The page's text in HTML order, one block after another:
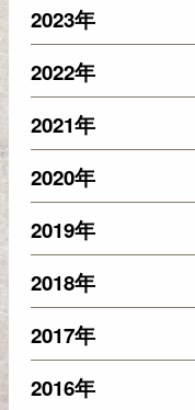
2023年
2022年
2021年
2020年
2019年
2018年
2017年
2016年